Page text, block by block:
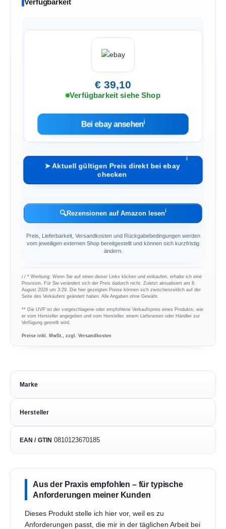
Verfügbarkeit
€ 39,10
Verfügbarkeit siehe Shop
Bei ebay ansehenℹ︎
➤ Aktuell gültigen Preis direkt bei ebay
checken
ℹ︎
🔍Rezensionen auf Amazon lesenℹ︎
Preis, Lieferbarkeit, Versandkosten und Rückgabebedingungen werden
vom jeweiligen externen Shop bereitgestellt und können sich kurzfristig
ändern.
ℹ︎ / * Werbung: Wenn Sie auf einen dieser Links klicken und einkaufen, erhalte ich eine
Provision. Für Sie verändert sich der Preis dadurch nicht. Zuletzt aktualisiert am 8.
August 2026 um 3:29. Die hier gezeigten Preise können sich zwischenzeitlich auf der
Seite des Verkäufers geändert haben. Alle Angaben ohne Gewähr.
** Die UVP ist der vorgeschlagene oder empfohlene Verkaufspreis eines Produkts, wie
er vom Hersteller angegeben und vom Hersteller, einem Lieferanten oder Händler zur
Verfügung gestellt wird.
Preise inkl. MwSt., zzgl. Versandkosten
Marke
Hersteller
EAN / GTIN 0810123670185
Aus der Praxis empfohlen – für typische
Anforderungen meiner Kunden
Dieses Produkt stelle ich hier vor, weil es zu
Anforderungen passt, die mir in der täglichen Arbeit bei